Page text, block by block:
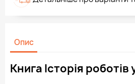
Опис
Книга Історія